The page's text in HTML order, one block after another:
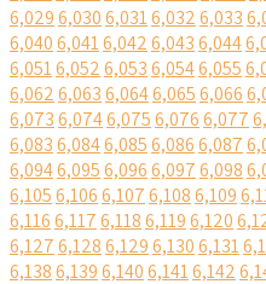
6,0296,0306,0316,0326,033
6,0406,0416,0426,0436,044
6,0516,0526,0536,0546,055
6,0626,0636,0646,0656,066
6,0736,0746,0756,0766,077
6,0836,0846,0856,0866,087
6,0946,0956,0966,0976,098
6,1056,1066,1076,1086,109
6,1166,1176,1186,1196,120
6,1276,1286,1296,1306,131
6,1386,1396,1406,1416,142